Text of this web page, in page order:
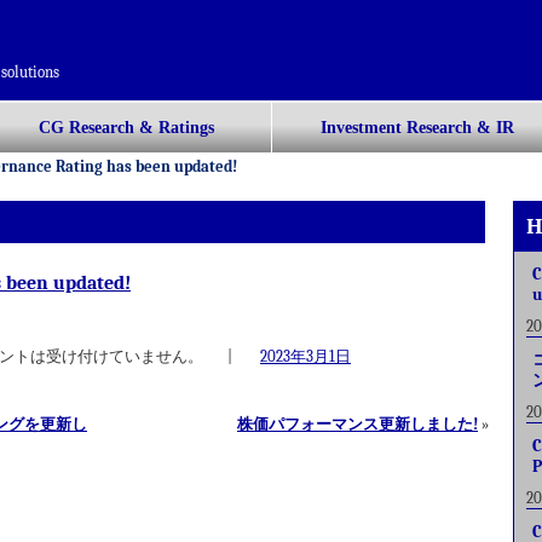
CG Research & Ratings Investment Research & IR
Rating has been updated!
been updated!
トは受け付けていません。 2023年3月1日
グを更新し
株価パフォーマンス更新しました! »